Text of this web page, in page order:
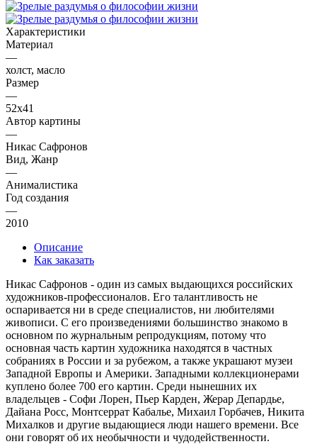
Характеристики
Материал
—
холст, масло
Размер
—
52х41
Автор картины
—
Никас Сафронов
Вид, Жанр
—
Анималистика
Год создания
—
2010
Описание
Как заказать
Никас Сафронов - один из самых выдающихся российских
художников-профессионалов. Его талантливость не
оспаривается ни в среде специалистов, ни любителями
живописи. С его произведениями большинство знакомо в
основном по журнальным репродукциям, потому что
основная часть картин художника находятся в частных
собраниях в России и за рубежом, а также украшают музеи
Западной Европы и Америки. Западными коллекционерами
куплено более 700 его картин. Среди нынешних их
владельцев - Софи Лорен, Пьер Карден, Жерар Депардье,
Дайана Росс, Монтсеррат Кабалье, Михаил Горбачев, Никита
Михалков и другие выдающиеся люди нашего времени. Все
они говорят об их необычности и чудодейственности.